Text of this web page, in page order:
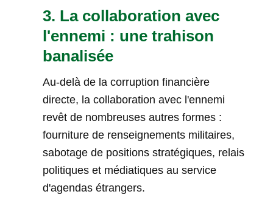
3. La collaboration avec
l'ennemi : une trahison
banalisée
Au-delà de la corruption financière
directe, la collaboration avec l'ennemi
revêt de nombreuses autres formes :
fourniture de renseignements militaires,
sabotage de positions stratégiques, relais
politiques et médiatiques au service
d'agendas étrangers.